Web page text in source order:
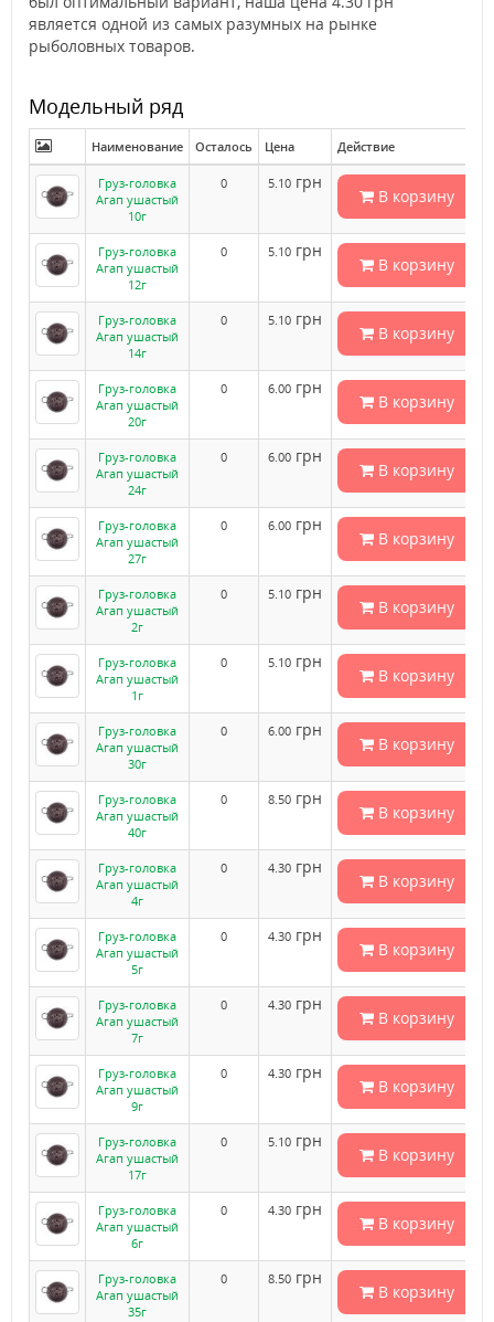
является одной из самых разумных на рынке
рыболовных товаров.
Модельный ряд
Наименование Осталось Цена Действие
Груз-головка
Агап ушастый
10г
0 5.10 грн
В корзину
Груз-головка
Агап ушастый
12г
0 5.10 грн
В корзину
Груз-головка
Агап ушастый
14г
0 5.10 грн
В корзину
Груз-головка
Агап ушастый
20г
0 6.00 грн
В корзину
Груз-головка
Агап ушастый
24г
0 6.00 грн
В корзину
Груз-головка
Агап ушастый
27г
0 6.00 грн
В корзину
Груз-головка
Агап ушастый
2г
0 5.10 грн
В корзину
Груз-головка
Агап ушастый
1г
0 5.10 грн
В корзину
Груз-головка
Агап ушастый
30г
0 6.00 грн
В корзину
Груз-головка
Агап ушастый
40г
0 8.50 грн
В корзину
Груз-головка
Агап ушастый
4г
0 4.30 грн
В корзину
Груз-головка
Агап ушастый
5г
0 4.30 грн
В корзину
Груз-головка
Агап ушастый
7г
0 4.30 грн
В корзину
Груз-головка
Агап ушастый
9г
0 4.30 грн
В корзину
Груз-головка
Агап ушастый
17г
0 5.10 грн
В корзину
Груз-головка
Агап ушастый
6г
0 4.30 грн
В корзину
Груз-головка
Агап ушастый
35г
0 8.50 грн
В корзину